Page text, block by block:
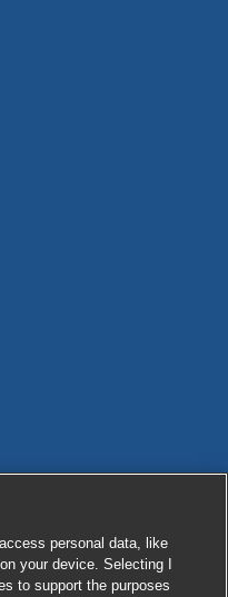
personal data, like
your device. Selecting I
to support the purposes